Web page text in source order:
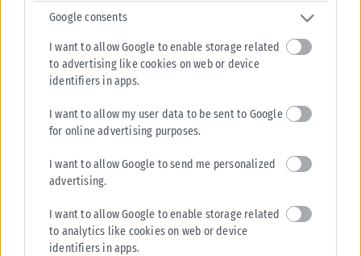
Google consents
I want to allow Google to enable storage related
to advertising like cookies on web or device
identifiers in apps.
I want to allow my user data to be sent to Google
for online advertising purposes.
I want to allow Google to send me personalized
advertising.
I want to allow Google to enable storage related
to analytics like cookies on web or device
identifiers in apps.
ΠΟΛΙΤΙΚΉ
Τσουκαλάς: Έκθεση-κόλαφος του ΟΟΣΑ διαλύει το success
story της κυβέρνησης
Κριτική στην κυβέρνηση για την οικονομική της πολιτική άσκησε ο
Αναφέρει...
KARFITSANEWS